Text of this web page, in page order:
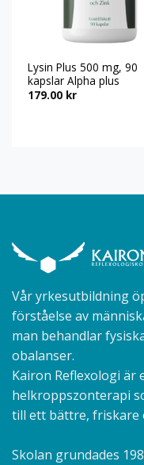
Lysin Plus 500 mg, 90
kapslar Alpha plus
179.00 kr
Vår yrkesutbildning
förståelse av
man behandlar
obalanser.
Kairon Reflexologi är
helkroppszonterapi
till ett bättre, friskare
Skolan grundades